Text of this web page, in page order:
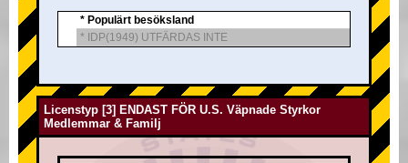
* Populärt besöksland
* IDP(1949) UTFÄRDAS INTE
Licenstyp [3] ENDAST FÖR U.S. Väpnade Styrkor
Medlemmar & Familj